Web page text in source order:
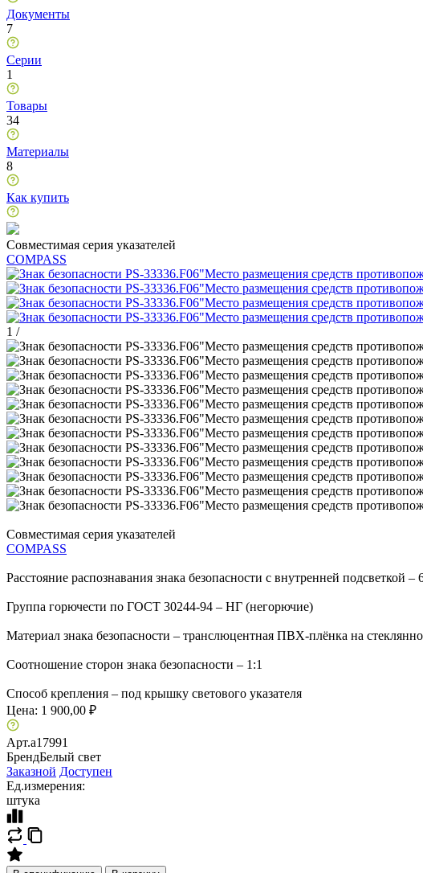
Документы
7
Серии
1
Товары
34
Материалы
8
Как купить
Совместимая серия указателей
COMPASS
1 /
Совместимая серия указателей
COMPASS
Расстояние распознавания знака безопасности с внутренней подсветкой –
Группа горючести по ГОСТ 30244-94 – НГ (негорючие)
Материал знака безопасности – транслюцентная ПВХ-плёнка на
Соотношение сторон знака безопасности – 1:1
Способ крепления – под крышку светового указателя
Цена: 1 900,00 ₽
Арт.a17991
БрендБелый свет
Заказной Доступен
Ед.измерения:
штука